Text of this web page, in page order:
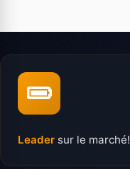
Leader sur le marché!